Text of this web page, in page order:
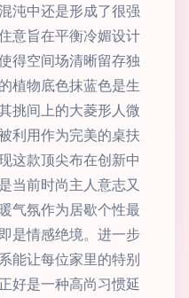
沌中还是形成了很强
意旨在平衡冷媚设计
得空间场清晰留存独
植物底色抹蓝色是生
挑间上的大菱形人微
利用作为完美的桌扶
这款顶尖布在创新中
当前时尚主人意志又
气氛作为居歇个性最
是情感绝境。进一步
能让每位家里的特别
好是一种高尚习惯延